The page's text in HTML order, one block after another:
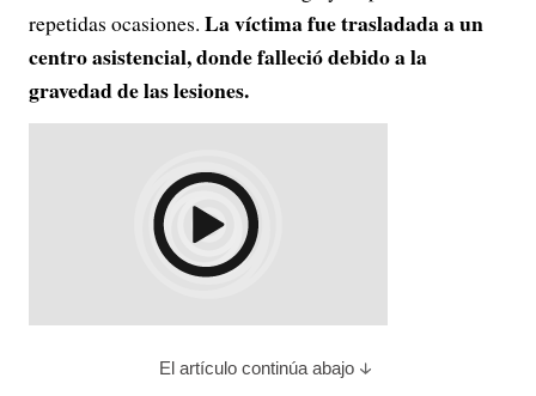
repetidas ocasiones. La víctima fue trasladada a un
centro asistencial, donde falleció debido a la
gravedad de las lesiones.
El artículo continúa abajo